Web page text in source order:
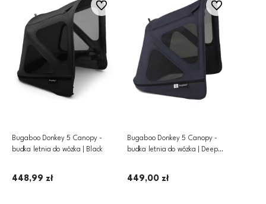
Bugaboo Donkey 5 Canopy -
budka letnia do wózka | Black
448,99 zł
Do ulubionych
Bugaboo Donkey 5 Canopy -
budka letnia do wózka | Deep
449,00 zł
Do ulubionych